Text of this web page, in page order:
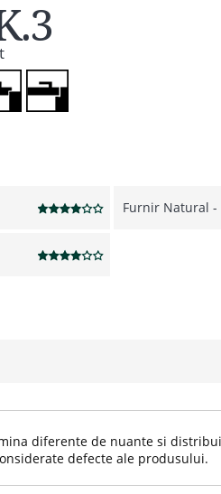
Furnir Natural -
diferente de nuante si
defecte ale produsului.